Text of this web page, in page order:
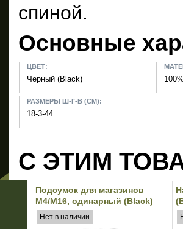
спиной.
Основные
ЦВЕТ:
Черный (Black)
РАЗМЕРЫ Ш-Г-В (СМ):
18-3-44
С ЭТИМ
Подсумок для магазинов
M4/M16, одинарный (Black)
Нет в наличии